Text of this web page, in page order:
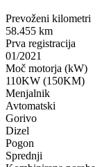
Prevoženi kilometri
58.455 km
Prva registracija
01/2021
Moč motorja (kW)
110KW (150KM)
Menjalnik
Avtomatski
Gorivo
Dizel
Pogon
Sprednji